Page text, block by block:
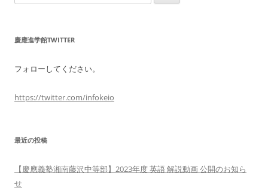
索:
慶應進学館TWITTER
フォローしてください。
https://twitter.com/infokeio
最近の投稿
【慶應義塾湘南藤沢中等部】2023年度 英語 解説動画 公開のお知ら
せ